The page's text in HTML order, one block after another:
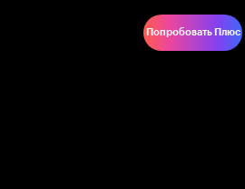
Попробовать Плюс